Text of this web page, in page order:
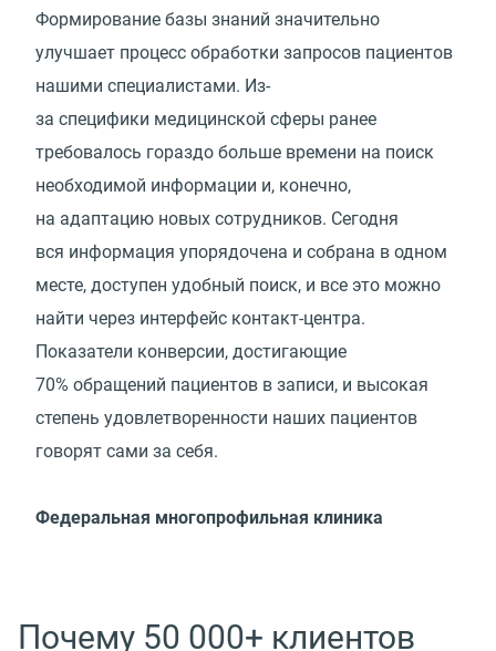
Формирование базы знаний значительно
улучшает процесс обработки запросов пациентов
нашими специалистами. Из-
за специфики медицинской сферы ранее
требовалось гораздо больше времени на поиск
необходимой информации и, конечно,
на адаптацию новых сотрудников. Сегодня
вся информация упорядочена и собрана в одном
месте, доступен удобный поиск, и все это можно
найти через интерфейс контакт-центра.
Показатели конверсии, достигающие
70% обращений пациентов в записи, и высокая
степень удовлетворенности наших пациентов
говорят сами за себя.
Федеральная многопрофильная клиника
Почему 50 000+ клиентов